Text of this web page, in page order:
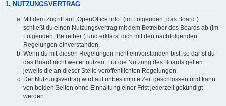
1. NUTZUNGSVERTRAG
Mit dem Zugriff auf „OpenOffice.info“ (im Folgenden „das Board“)
schließt du einen Nutzungsvertrag mit dem Betreiber des Boards ab (im
Folgenden „Betreiber“) und erklärst dich mit den nachfolgenden
Regelungen einverstanden.
Wenn du mit diesen Regelungen nicht einverstanden bist, so darfst du
das Board nicht weiter nutzen. Für die Nutzung des Boards gelten
jeweils die an dieser Stelle veröffentlichten Regelungen.
Der Nutzungsvertrag wird auf unbestimmte Zeit geschlossen und kann
von beiden Seiten ohne Einhaltung einer Frist jederzeit gekündigt
werden.